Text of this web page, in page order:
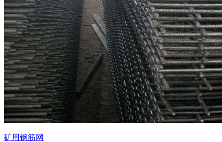
矿用钢筋网